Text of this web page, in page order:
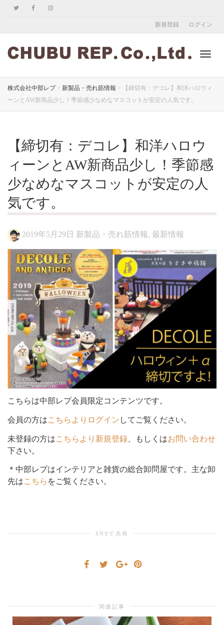
新規登録 ログイン
ゲ
ン
を
り
株式会社中部レプ> 新製品・売れ筋情報 >
【締切有：デコレ】和洋ハロウィ
ーンとAW新商品少し！季節感少なめなマスコットが安定の人気です。
【締切有：デコレ】和洋ハロウ
ィーンとAW新商品少し！季節感
少なめなマスコットが安定の人
気です。
2019年5月29日 新製品・売れ筋情報, 最新情報
こちらは中部レプ会員限定コンテンツです。
会員の方はこちらよりログイン してご覧ください。
未登録の方はこちらより新規登録 、もしくはお問い合わせ
下さい。
＊中部レプはインテリアと雑貨の総合卸問屋です。主な卸
先はこちら をご覧ください。
SNSで共有
関連記事